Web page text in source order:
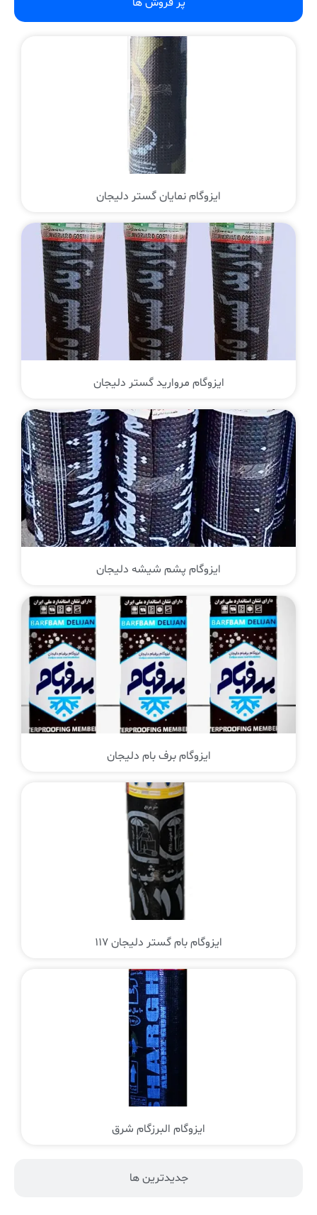
جدیدترین ها
ایزوگام نمایان گستر دلیجان
ایزوگام مروارید گستر دلیجان
ایزوگام پشم شیشه دلیجان
ایزوگام برف بام دلیجان
ایزوگام بام گستر دلیجان 117
ایزوگام البرزگام شرق